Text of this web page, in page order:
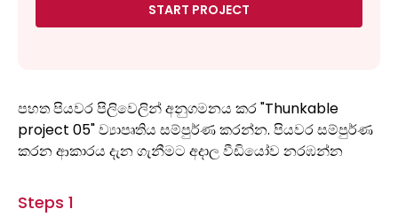
START PROJECT
පහත පියවර පිලිවෙලින් අනුගමනය කර "Thunkable
project 05" ව්‍යාපෘතිය සම්පුර්ණ කරන්න. පියවර සම්පුර්ණ
කරන ආකාරය දැන ගැනීමට අදාල වීඩියෝව නරඹන්න
Steps 1